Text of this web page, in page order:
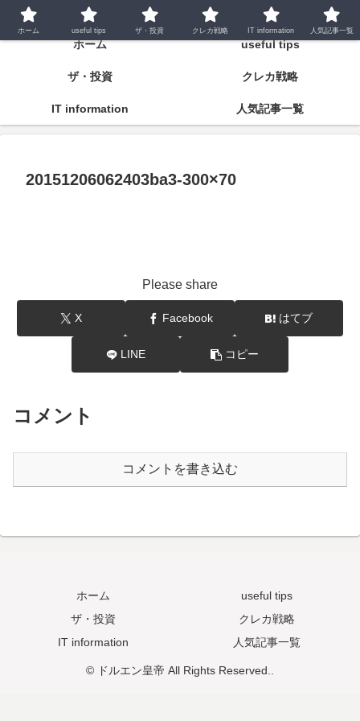
潤いとゆとりの明日をつくるために
ホーム useful tips
ザ・投資 クレカ戦略
IT information 人気記事一覧
20151206062403ba3-300×70
Please share
X Facebook はてブ
LINE コピー
コメント
コメントを書き込む
ホーム
useful tips
ザ・投資
クレカ戦略
IT information
人気記事一覧
© ドルエン皇帝 All Rights Reserved..
ホーム useful tips ザ・投資 クレカ戦略 IT information 人気記事一覧